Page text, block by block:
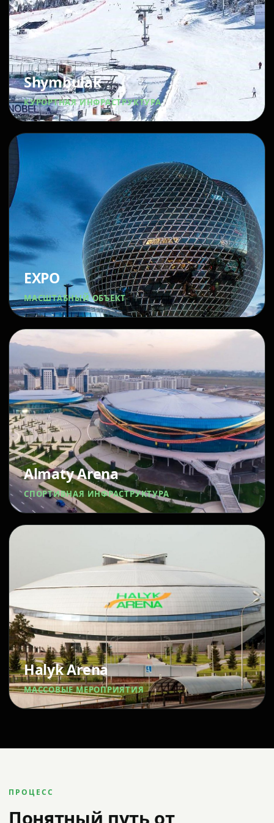
Shymbulak
КУРОРТНАЯ ИНФРАСТРУКТУРА
EXPO
МАСШТАБНЫЙ ОБЪЕКТ
Almaty Arena
СПОРТИВНАЯ ИНФРАСТРУКТУРА
Halyk Arena
МАССОВЫЕ МЕРОПРИЯТИЯ
ПРОЦЕСС
Понятный путь от